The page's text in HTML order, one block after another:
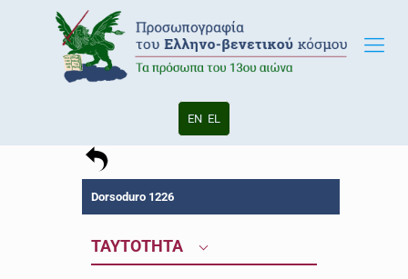
EN EL
Dorsoduro 1226
ΤΑΥΤΟΤΗΤΑ